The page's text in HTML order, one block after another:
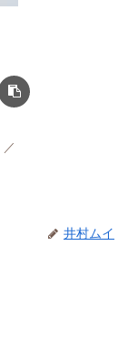
井村ムイ